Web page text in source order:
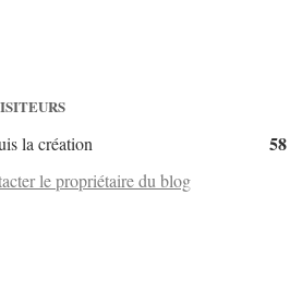
la création
le propriétaire du blog